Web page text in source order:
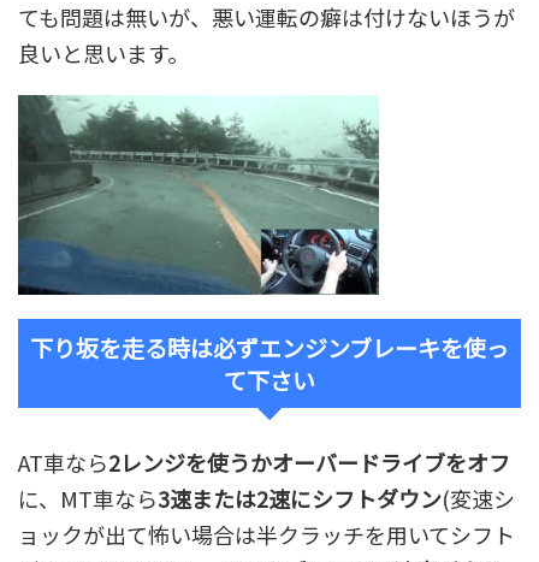
ても問題は無いが、悪い運転の癖は付けないほうが
良いと思います。
下り坂を走る時は必ずエンジンブレーキを使っ
て下さい
AT車なら2レンジを使うかオーバードライブをオフ
に、MT車なら3速または2速にシフトダウン(変速シ
ョックが出て怖い場合は半クラッチを用いてシフト